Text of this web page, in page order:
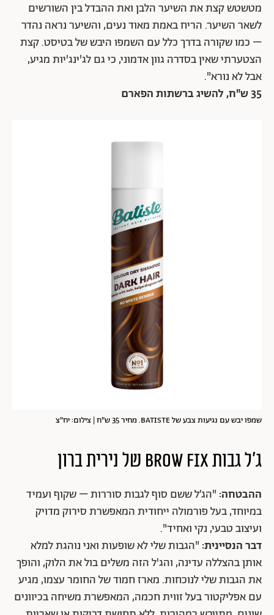
מטשטש קצת את השיער הלבן ואת ההבדל בין השורשים
לשאר השיער. הריח באמת מאוד נעים, והשיער נראה נהדר
– כמו שקורה בדרך כלל עם השמפו היבש של בטיסט. קצת
הצטערתי שאין בסדרה גוון אדמוני, כי גם לג'ינג'יות מגיע,
אבל לא נורא".
35 ש"ח, להשיג ברשתות הפארם
שמפו יבש עם נגיעות צבע של BATISTE. מחיר 35 ש"ח | צילום: יח"צ
ג'ל גבות BROW FIX של נירית ברון
ההבטחה: "הג’ל ששם סוף לגבות סוררות – שקוף ועמיד
במיוחד, בעל פורמולה ייחודית המאפשרת סירוק מדויק
ועיצוב טבעי, נקי ואחיד".
דבר הנסיינית: "הגבות שלי לא שופעות ואני נוהגת למלא
אותן בהצללה עדינה, והג'ל הזה משלים בול את הלוק, והופך
את הגבות שלי לנוכחות. מארז חמוד של החומר עצמו, מגיע
עם אפליקטור בעל זווית חכמה, המאפשרת משיחה בכיוונים